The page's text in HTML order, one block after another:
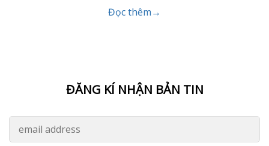
Đọc thêm→
ĐĂNG KÍ NHẬN BẢN TIN